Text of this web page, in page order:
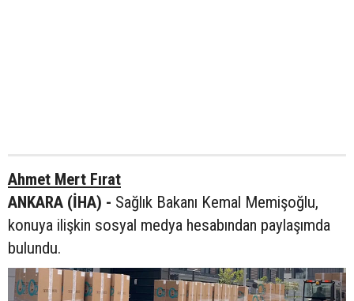
Ahmet Mert Fırat
ANKARA (İHA) - Sağlık Bakanı Kemal Memişoğlu,
konuya ilişkin sosyal medya hesabından paylaşımda
bulundu.